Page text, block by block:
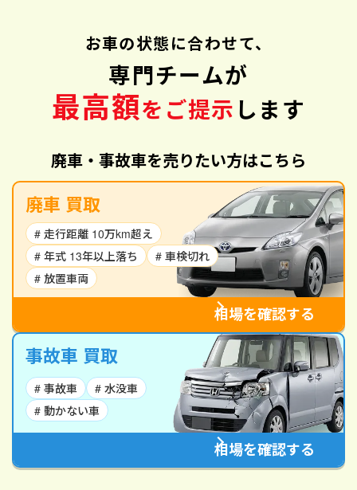
お車の状態に合わせて、
専門チームが
最高額をご提示 します
廃車・事故車を売りたい方はこちら
廃車 買取
# 走行距離 10万km超え
# 年式 13年以上落ち
# 車検切れ
# 放置車両
相場を確認する
事故車 買取
# 事故車
# 水没車
# 動かない車
相場を確認する